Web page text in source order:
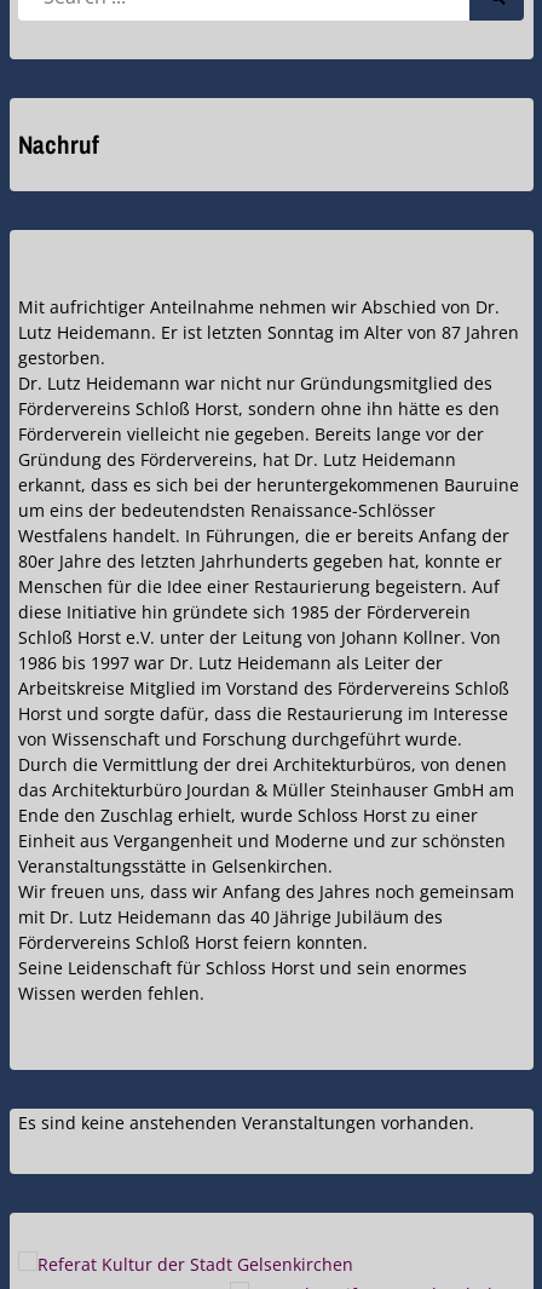
Nachruf
Mit aufrichtiger Anteilnahme nehmen wir Abschied von Dr.
Lutz Heidemann. Er ist letzten Sonntag im Alter von 87 Jahren
gestorben.
Dr. Lutz Heidemann war nicht nur Gründungsmitglied des
Fördervereins Schloß Horst, sondern ohne ihn hätte es den
Förderverein vielleicht nie gegeben. Bereits lange vor der
Gründung des Fördervereins, hat Dr. Lutz Heidemann
erkannt, dass es sich bei der heruntergekommenen Bauruine
um eins der bedeutendsten Renaissance-Schlösser
Westfalens handelt. In Führungen, die er bereits Anfang der
80er Jahre des letzten Jahrhunderts gegeben hat, konnte er
Menschen für die Idee einer Restaurierung begeistern. Auf
diese Initiative hin gründete sich 1985 der Förderverein
Schloß Horst e.V. unter der Leitung von Johann Kollner. Von
1986 bis 1997 war Dr. Lutz Heidemann als Leiter der
Arbeitskreise Mitglied im Vorstand des Fördervereins Schloß
Horst und sorgte dafür, dass die Restaurierung im Interesse
von Wissenschaft und Forschung durchgeführt wurde.
Durch die Vermittlung der drei Architekturbüros, von denen
das Architekturbüro Jourdan & Müller Steinhauser GmbH am
Ende den Zuschlag erhielt, wurde Schloss Horst zu einer
Einheit aus Vergangenheit und Moderne und zur schönsten
Veranstaltungsstätte in Gelsenkirchen.
Wir freuen uns, dass wir Anfang des Jahres noch gemeinsam
mit Dr. Lutz Heidemann das 40 Jährige Jubiläum des
Fördervereins Schloß Horst feiern konnten.
Seine Leidenschaft für Schloss Horst und sein enormes
Wissen werden fehlen.
Es sind keine anstehenden Veranstaltungen vorhanden.